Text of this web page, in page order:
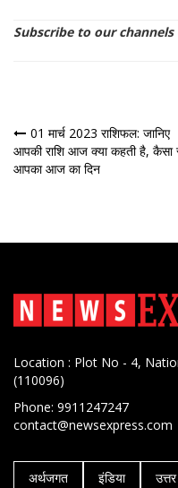
Subscribe to our channels
पोस्ट
नेविगेशन
01 मार्च 2023 राशिफल: जानिए
आपकी राशि आज क्या कहती है, कैसा
आपका आज का दिन
Location : Plot No - 4,
(110096)
Phone: 9911247247
contact@newsexpress.com
अर्थजगत इंडिया